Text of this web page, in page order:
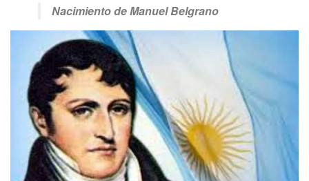
Nacimiento de Manuel Belgrano